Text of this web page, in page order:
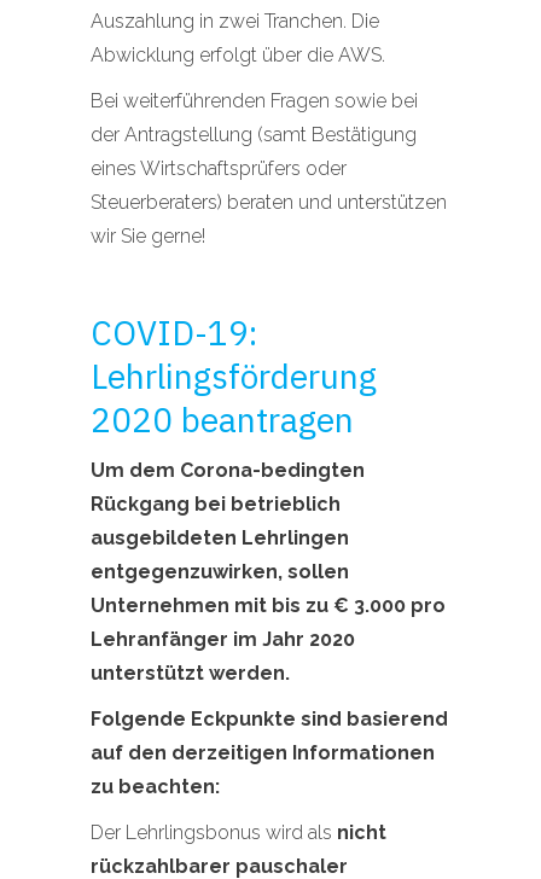
Auszahlung in zwei Tranchen. Die
Abwicklung erfolgt über die AWS.
Bei weiterführenden Fragen sowie bei
der Antragstellung (samt Bestätigung
eines Wirtschaftsprüfers oder
Steuerberaters) beraten und unterstützen
wir Sie gerne!
COVID-19:
Lehrlingsförderung
2020 beantragen
Um dem Corona-bedingten
Rückgang bei betrieblich
ausgebildeten Lehrlingen
entgegenzuwirken, sollen
Unternehmen mit bis zu € 3.000 pro
Lehranfänger im Jahr 2020
unterstützt werden.
Folgende Eckpunkte sind basierend
auf den derzeitigen Informationen
zu beachten:
Der Lehrlingsbonus wird als nicht
rückzahlbarer pauschaler